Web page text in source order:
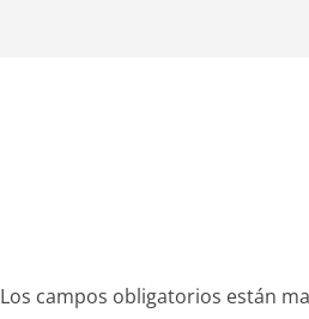
Los campos obligatorios están